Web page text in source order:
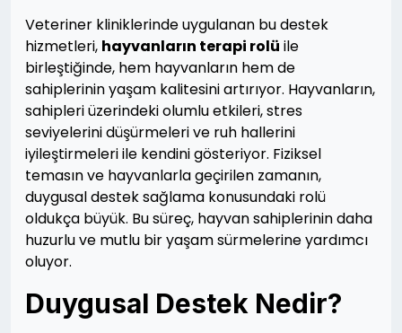
Veteriner kliniklerinde uygulanan bu destek
hizmetleri, hayvanların terapi rolü ile
birleştiğinde, hem hayvanların hem de
sahiplerinin yaşam kalitesini artırıyor. Hayvanların,
sahipleri üzerindeki olumlu etkileri, stres
seviyelerini düşürmeleri ve ruh hallerini
iyileştirmeleri ile kendini gösteriyor. Fiziksel
temasın ve hayvanlarla geçirilen zamanın,
duygusal destek sağlama konusundaki rolü
oldukça büyük. Bu süreç, hayvan sahiplerinin daha
huzurlu ve mutlu bir yaşam sürmelerine yardımcı
oluyor.
Duygusal Destek Nedir?